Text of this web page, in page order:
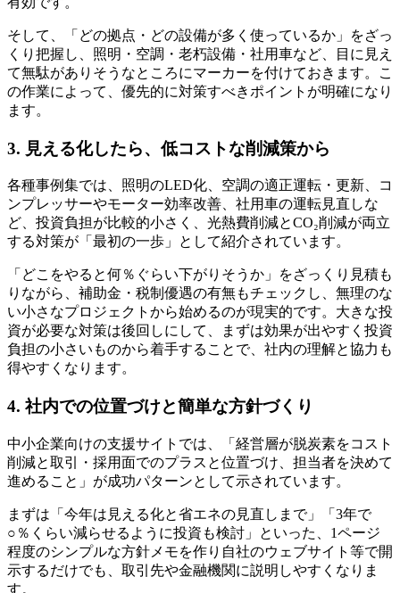
そして、「どの拠点・どの設備が多く使っているか」をざっ
くり把握し、照明・空調・老朽設備・社用車など、目に見え
て無駄がありそうなところにマーカーを付けておきます。こ
の作業によって、優先的に対策すべきポイントが明確になり
ます。
3. 見える化したら、低コストな削減策から
各種事例集では、照明のLED化、空調の適正運転・更新、コ
ンプレッサーやモーター効率改善、社用車の運転見直しな
ど、投資負担が比較的小さく、光熱費削減とCO₂削減が両立
する対策が「最初の一歩」として紹介されています。
「どこをやると何％ぐらい下がりそうか」をざっくり見積も
りながら、補助金・税制優遇の有無もチェックし、無理のな
い小さなプロジェクトから始めるのが現実的です。大きな投
資が必要な対策は後回しにして、まずは効果が出やすく投資
負担の小さいものから着手することで、社内の理解と協力も
得やすくなります。
4. 社内での位置づけと簡単な方針づくり
中小企業向けの支援サイトでは、「経営層が脱炭素をコスト
削減と取引・採用面でのプラスと位置づけ、担当者を決めて
進めること」が成功パターンとして示されています。
まずは「今年は見える化と省エネの見直しまで」「3年で
○％くらい減らせるように投資も検討」といった、1ページ
程度のシンプルな方針メモを作り自社のウェブサイト等で開
示するだけでも、取引先や金融機関に説明しやすくなりま
す。